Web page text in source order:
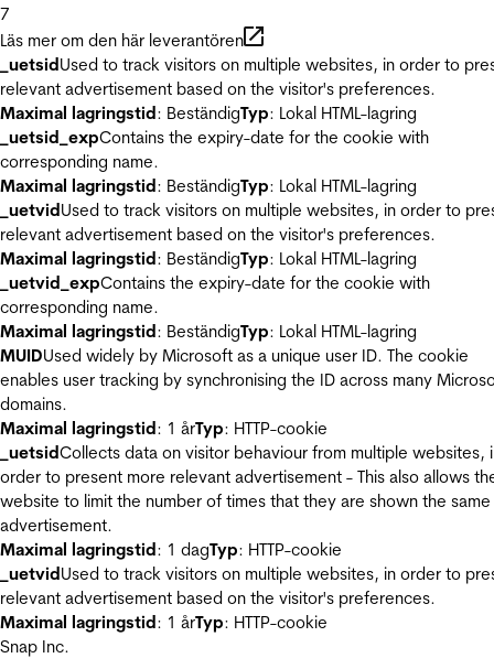
7
Läs mer om den här leverantören
_uetsidUsed to track visitors on multiple websites, in order to
relevant advertisement based on the visitor's preferences.
Maximal lagringstid: BeständigTyp: Lokal HTML-lagring
_uetsid_expContains the expiry-date for the cookie with
corresponding name.
Maximal lagringstid: BeständigTyp: Lokal HTML-lagring
_uetvidUsed to track visitors on multiple websites, in order to
relevant advertisement based on the visitor's preferences.
Maximal lagringstid: BeständigTyp: Lokal HTML-lagring
_uetvid_expContains the expiry-date for the cookie with
corresponding name.
Maximal lagringstid: BeständigTyp: Lokal HTML-lagring
MUIDUsed widely by Microsoft as a unique user ID. The cookie
enables user tracking by synchronising the ID across many
domains.
Maximal lagringstid: 1 årTyp: HTTP-cookie
_uetsidCollects data on visitor behaviour from multiple websites,
order to present more relevant advertisement - This also allows
website to limit the number of times that they are shown the same
advertisement.
Maximal lagringstid: 1 dagTyp: HTTP-cookie
_uetvidUsed to track visitors on multiple websites, in order to
relevant advertisement based on the visitor's preferences.
Maximal lagringstid: 1 årTyp: HTTP-cookie
Snap Inc.